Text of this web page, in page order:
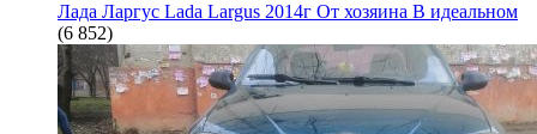
Лада Ларгус Lada Largus 2014г От хозяина В идеальном
(6 852)